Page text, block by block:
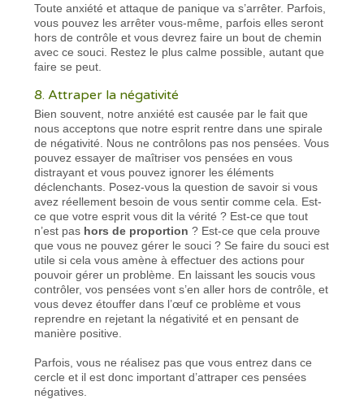
Toute anxiété et attaque de panique va s’arrêter. Parfois,
vous pouvez les arrêter vous-même, parfois elles seront
hors de contrôle et vous devrez faire un bout de chemin
avec ce souci. Restez le plus calme possible, autant que
faire se peut.
8. Attraper la négativité
Bien souvent, notre anxiété est causée par le fait que
nous acceptons que notre esprit rentre dans une spirale
de négativité. Nous ne contrôlons pas nos pensées. Vous
pouvez essayer de maîtriser vos pensées en vous
distrayant et vous pouvez ignorer les éléments
déclenchants. Posez-vous la question de savoir si vous
avez réellement besoin de vous sentir comme cela. Est-
ce que votre esprit vous dit la vérité ? Est-ce que tout
n’est pas hors de proportion ? Est-ce que cela prouve
que vous ne pouvez gérer le souci ? Se faire du souci est
utile si cela vous amène à effectuer des actions pour
pouvoir gérer un problème. En laissant les soucis vous
contrôler, vos pensées vont s’en aller hors de contrôle, et
vous devez étouffer dans l’œuf ce problème et vous
reprendre en rejetant la négativité et en pensant de
manière positive.
Parfois, vous ne réalisez pas que vous entrez dans ce
cercle et il est donc important d’attraper ces pensées
négatives.